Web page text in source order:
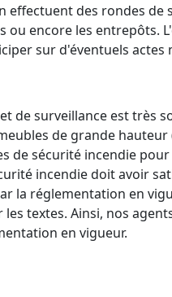
effectuent des rondes de
ou encore les entrepôts.
sur d'éventuels actes
de surveillance est très
de grande
de sécurité incendie
incendie doit avoir
la réglementation en
textes. Ainsi, nos
en vigueur.